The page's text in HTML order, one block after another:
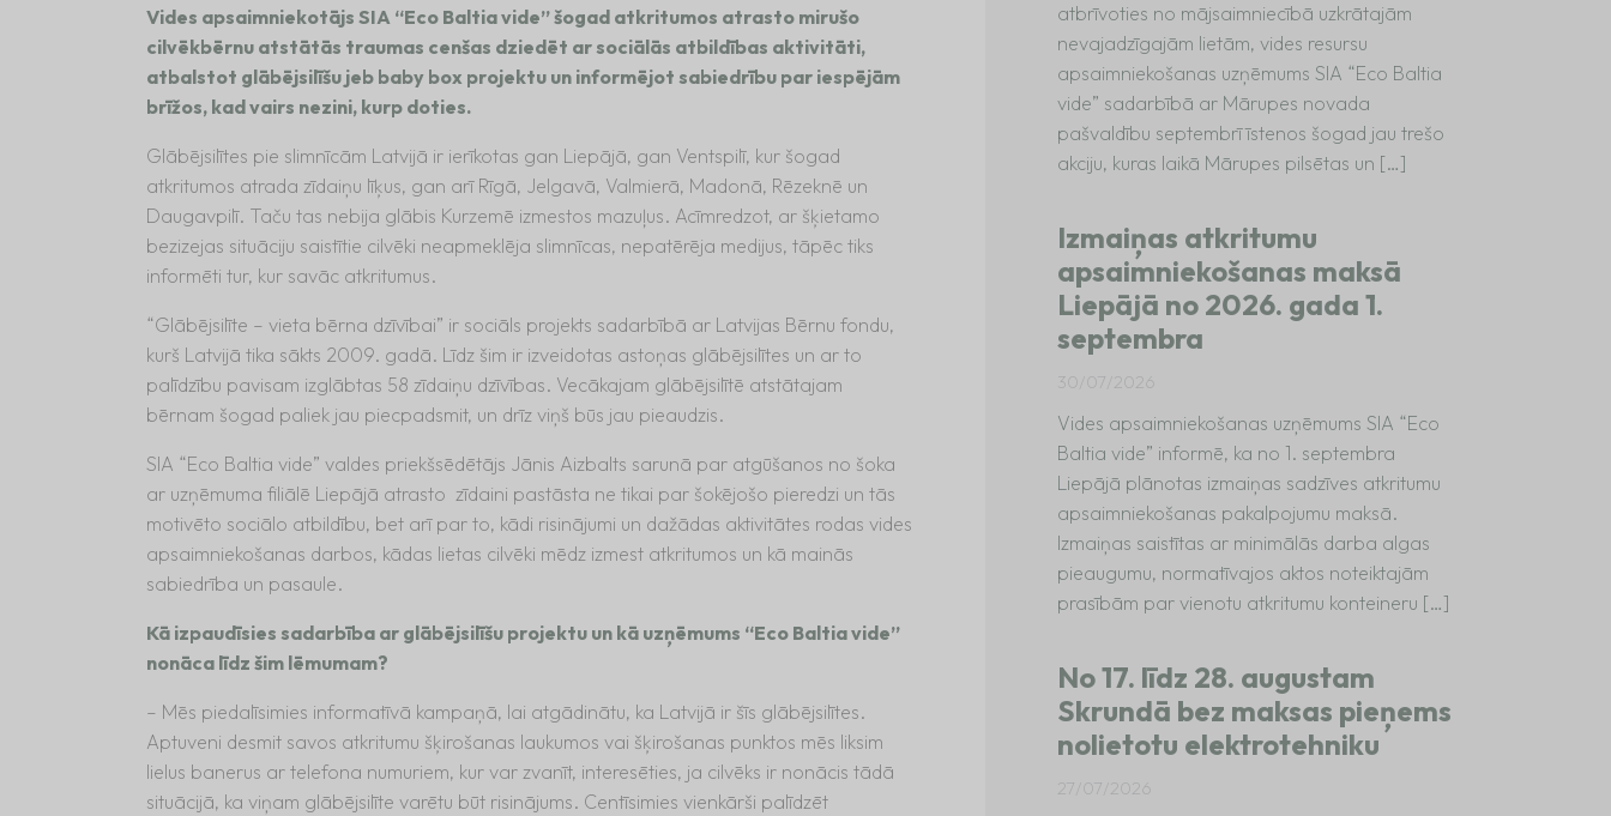
Vides apsaimniekotājs SIA “Eco Baltia vide” šogad atkritumos atrasto mirušo
cilvēkbērnu atstātās traumas cenšas dziedēt ar sociālās atbildības aktivitāti,
atbalstot glābējsilīšu jeb baby box projektu un informējot sabiedrību par iespējām
brīžos, kad vairs nezini, kurp doties.
Glābējsilītes pie slimnīcām Latvijā ir ierīkotas gan Liepājā, gan Ventspilī, kur šogad
atkritumos atrada zīdaiņu līķus, gan arī Rīgā, Jelgavā, Valmierā, Madonā, Rēzeknē un
Daugavpilī. Taču tas nebija glābis Kurzemē izmestos mazuļus. Acīmredzot, ar šķietamo
bezizejas situāciju saistītie cilvēki neapmeklēja slimnīcas, nepatērēja medijus, tāpēc tiks
informēti tur, kur savāc atkritumus.
“Glābējsilīte – vieta bērna dzīvībai” ir sociāls projekts sadarbībā ar Latvijas Bērnu fondu,
kurš Latvijā tika sākts 2009. gadā. Līdz šim ir izveidotas astoņas glābējsilītes un ar to
palīdzību pavisam izglābtas 58 zīdaiņu dzīvības. Vecākajam glābējsilītē atstātajam
bērnam šogad paliek jau piecpadsmit, un drīz viņš būs jau pieaudzis.
SIA “Eco Baltia vide” valdes priekšsēdētājs Jānis Aizbalts sarunā par atgūšanos no šoka
ar uzņēmuma filiālē Liepājā atrasto zīdaini pastāsta ne tikai par šokējošo pieredzi un tās
motivēto sociālo atbildību, bet arī par to, kādi risinājumi un dažādas aktivitātes rodas vides
apsaimniekošanas darbos, kādas lietas cilvēki mēdz izmest atkritumos un kā mainās
sabiedrība un pasaule.
Kā izpaudīsies sadarbība ar glābējsilīšu projektu un kā uzņēmums “Eco Baltia vide”
nonāca līdz šim lēmumam?
– Mēs piedalīsimies informatīvā kampaņā, lai atgādinātu, ka Latvijā ir šīs glābējsilītes.
Aptuveni desmit savos atkritumu šķirošanas laukumos vai šķirošanas punktos mēs liksim
lielus banerus ar telefona numuriem, kur var zvanīt, interesēties, ja cilvēks ir nonācis tādā
situācijā, ka viņam glābējsilīte varētu būt risinājums. Centīsimies vienkārši palīdzēt
atbrīvoties no mājsaimniecībā uzkrātajām
nevajadzīgajām lietām, vides resursu
apsaimniekošanas uzņēmums SIA “Eco Baltia
vide” sadarbībā ar Mārupes novada
pašvaldību septembrī īstenos šogad jau trešo
akciju, kuras laikā Mārupes pilsētas un […]
Izmaiņas atkritumu
apsaimniekošanas maksā
Liepājā no 2026. gada 1.
septembra
30/07/2026
Vides apsaimniekošanas uzņēmums SIA “Eco
Baltia vide” informē, ka no 1. septembra
Liepājā plānotas izmaiņas sadzīves atkritumu
apsaimniekošanas pakalpojumu maksā.
Izmaiņas saistītas ar minimālās darba algas
pieaugumu, normatīvajos aktos noteiktajām
prasībām par vienotu atkritumu konteineru […]
No 17. līdz 28. augustam
Skrundā bez maksas pieņems
nolietotu elektrotehniku
27/07/2026